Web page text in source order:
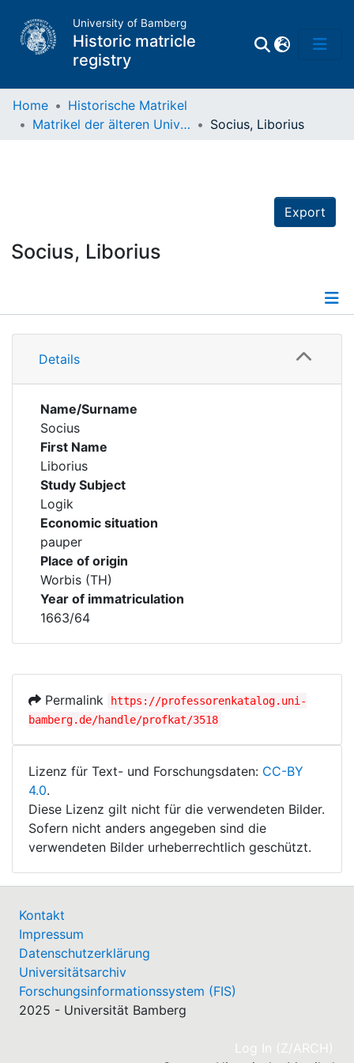
University of Bamberg
Historic matricle
registry
Home
Historische Matrikel
Matrikel der älteren Universität
Socius, Liborius
Export
Socius, Liborius
Details
Details
Name/Surname
Socius
First Name
Liborius
Study Subject
Logik
Economic situation
pauper
Place of origin
Worbis (TH)
Year of immatriculation
1663/64
Permalink
https://professorenkatalog.uni-
bamberg.de/handle/profkat/3518
Lizenz für Text- und Forschungsdaten: CC-BY
4.0.
Diese Lizenz gilt nicht für die verwendeten Bilder.
Sofern nicht anders angegeben sind die
verwendeten Bilder urheberrechtlich geschützt.
Kontakt
Impressum
Datenschutzerklärung
Universitätsarchiv
Forschungsinformationssystem (FIS)
2025 - Universität Bamberg
Log In (Z/ARCH)